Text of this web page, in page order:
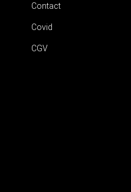
Contact
Covid
CGV